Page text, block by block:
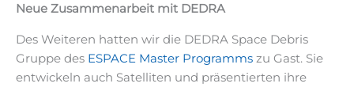
Neue Zusammenarbeit mit DEDRA
Des Weiteren hatten wir die DEDRA Space Debris
Gruppe des ESPACE Master Programms zu Gast. Sie
entwickeln auch Satelliten und präsentierten ihre